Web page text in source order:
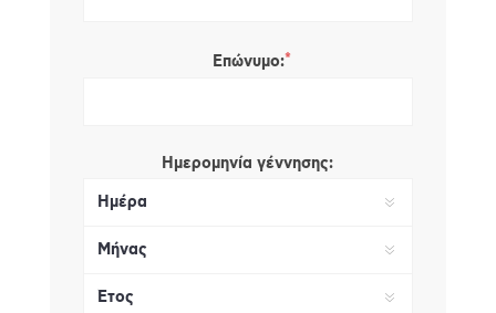
Επώνυμο:*
Ημερομηνία γέννησης: